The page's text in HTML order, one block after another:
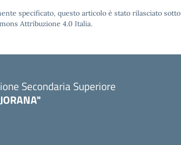
specificato, questo articolo è stato rilasciato sotto
Attribuzione 4.0 Italia.
Secondaria Superiore